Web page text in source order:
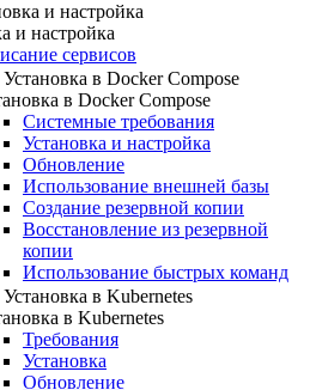
и настройка
и настройка
сервисов
Установка в Docker Compose
в Docker Compose
Системные требования
Установка и настройка
Обновление
Использование внешней базы
Создание резервной копии
Восстановление из резервной
копии
Использование быстрых команд
Установка в Kubernetes
в Kubernetes
Требования
Установка
Обновление